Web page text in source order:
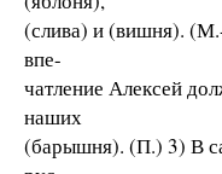
(слива) и (вишня).
впе-
чатление Алексей
наших
(барышня). (П.) 3) В